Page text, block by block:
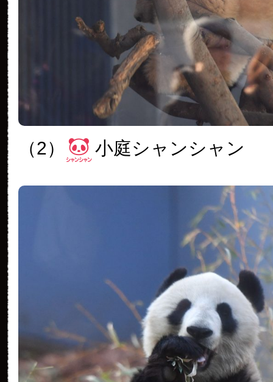
（2） 小庭シャンシャン